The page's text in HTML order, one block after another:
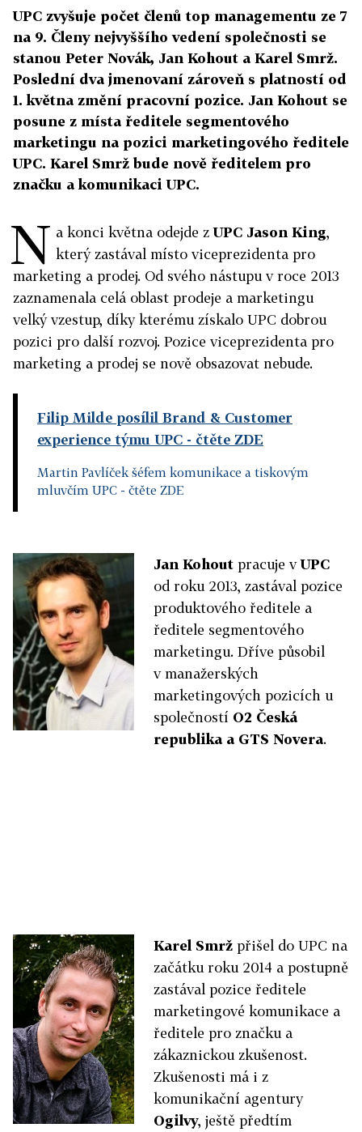
UPC zvyšuje počet členů top managementu ze 7
na 9. Členy nejvyššího vedení společnosti se
stanou Peter Novák, Jan Kohout a Karel Smrž.
Poslední dva jmenovaní zároveň s platností od
1. května změní pracovní pozice. Jan Kohout se
posune z místa ředitele segmentového
marketingu na pozici marketingového ředitele
UPC. Karel Smrž bude nově ředitelem pro
značku a komunikaci UPC.
N a konci května odejde zUPC Jason King,
který zastával místo viceprezidenta pro
marketing a prodej. Od svého nástupu v roce 2013
zaznamenala celá oblast prodeje a marketingu
velký vzestup, díky kterému získalo UPC dobrou
pozici pro další rozvoj. Pozice viceprezidenta pro
marketing a prodej se nově obsazovat nebude.
Filip Milde posílil Brand & Customer
experience týmu UPC - čtěte ZDE
Martin Pavlíček šéfem komunikace a tiskovým
mluvčím UPC - čtěte ZDE
Jan Kohout pracuje vUPC
od roku 2013, zastával pozice
produktového ředitele a
ředitele segmentového
marketingu. Dříve působil
v manažerských
marketingových pozicích u
společností O2 Česká
republika a GTS Novera.
Karel Smrž přišel do UPC na
začátku roku 2014 a postupně
zastával pozice ředitele
marketingové komunikace a
ředitele pro značku a
zákaznickou zkušenost.
Zkušenosti má i z
komunikační agentury
Ogilvy, ještě předtím